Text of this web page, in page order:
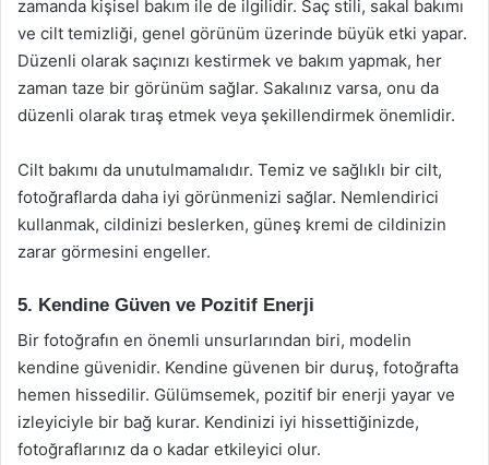
zamanda kişisel bakım ile de ilgilidir. Saç stili, sakal bakımı
ve cilt temizliği, genel görünüm üzerinde büyük etki yapar.
Düzenli olarak saçınızı kestirmek ve bakım yapmak, her
zaman taze bir görünüm sağlar. Sakalınız varsa, onu da
düzenli olarak tıraş etmek veya şekillendirmek önemlidir.
Cilt bakımı da unutulmamalıdır. Temiz ve sağlıklı bir cilt,
fotoğraflarda daha iyi görünmenizi sağlar. Nemlendirici
kullanmak, cildinizi beslerken, güneş kremi de cildinizin
zarar görmesini engeller.
5. Kendine Güven ve Pozitif Enerji
Bir fotoğrafın en önemli unsurlarından biri, modelin
kendine güvenidir. Kendine güvenen bir duruş, fotoğrafta
hemen hissedilir. Gülümsemek, pozitif bir enerji yayar ve
izleyiciyle bir bağ kurar. Kendinizi iyi hissettiğinizde,
fotoğraflarınız da o kadar etkileyici olur.